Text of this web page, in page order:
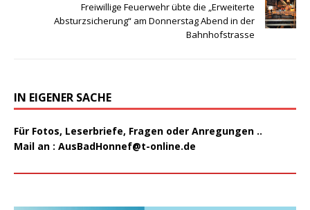
Freiwillige Feuerwehr übte die „Erweiterte
Absturzsicherung“ am Donnerstag Abend in der
Bahnhofstrasse
IN EIGENER SACHE
Für Fotos, Leserbriefe, Fragen oder Anregungen ..
Mail an : AusBadHonnef@t-online.de